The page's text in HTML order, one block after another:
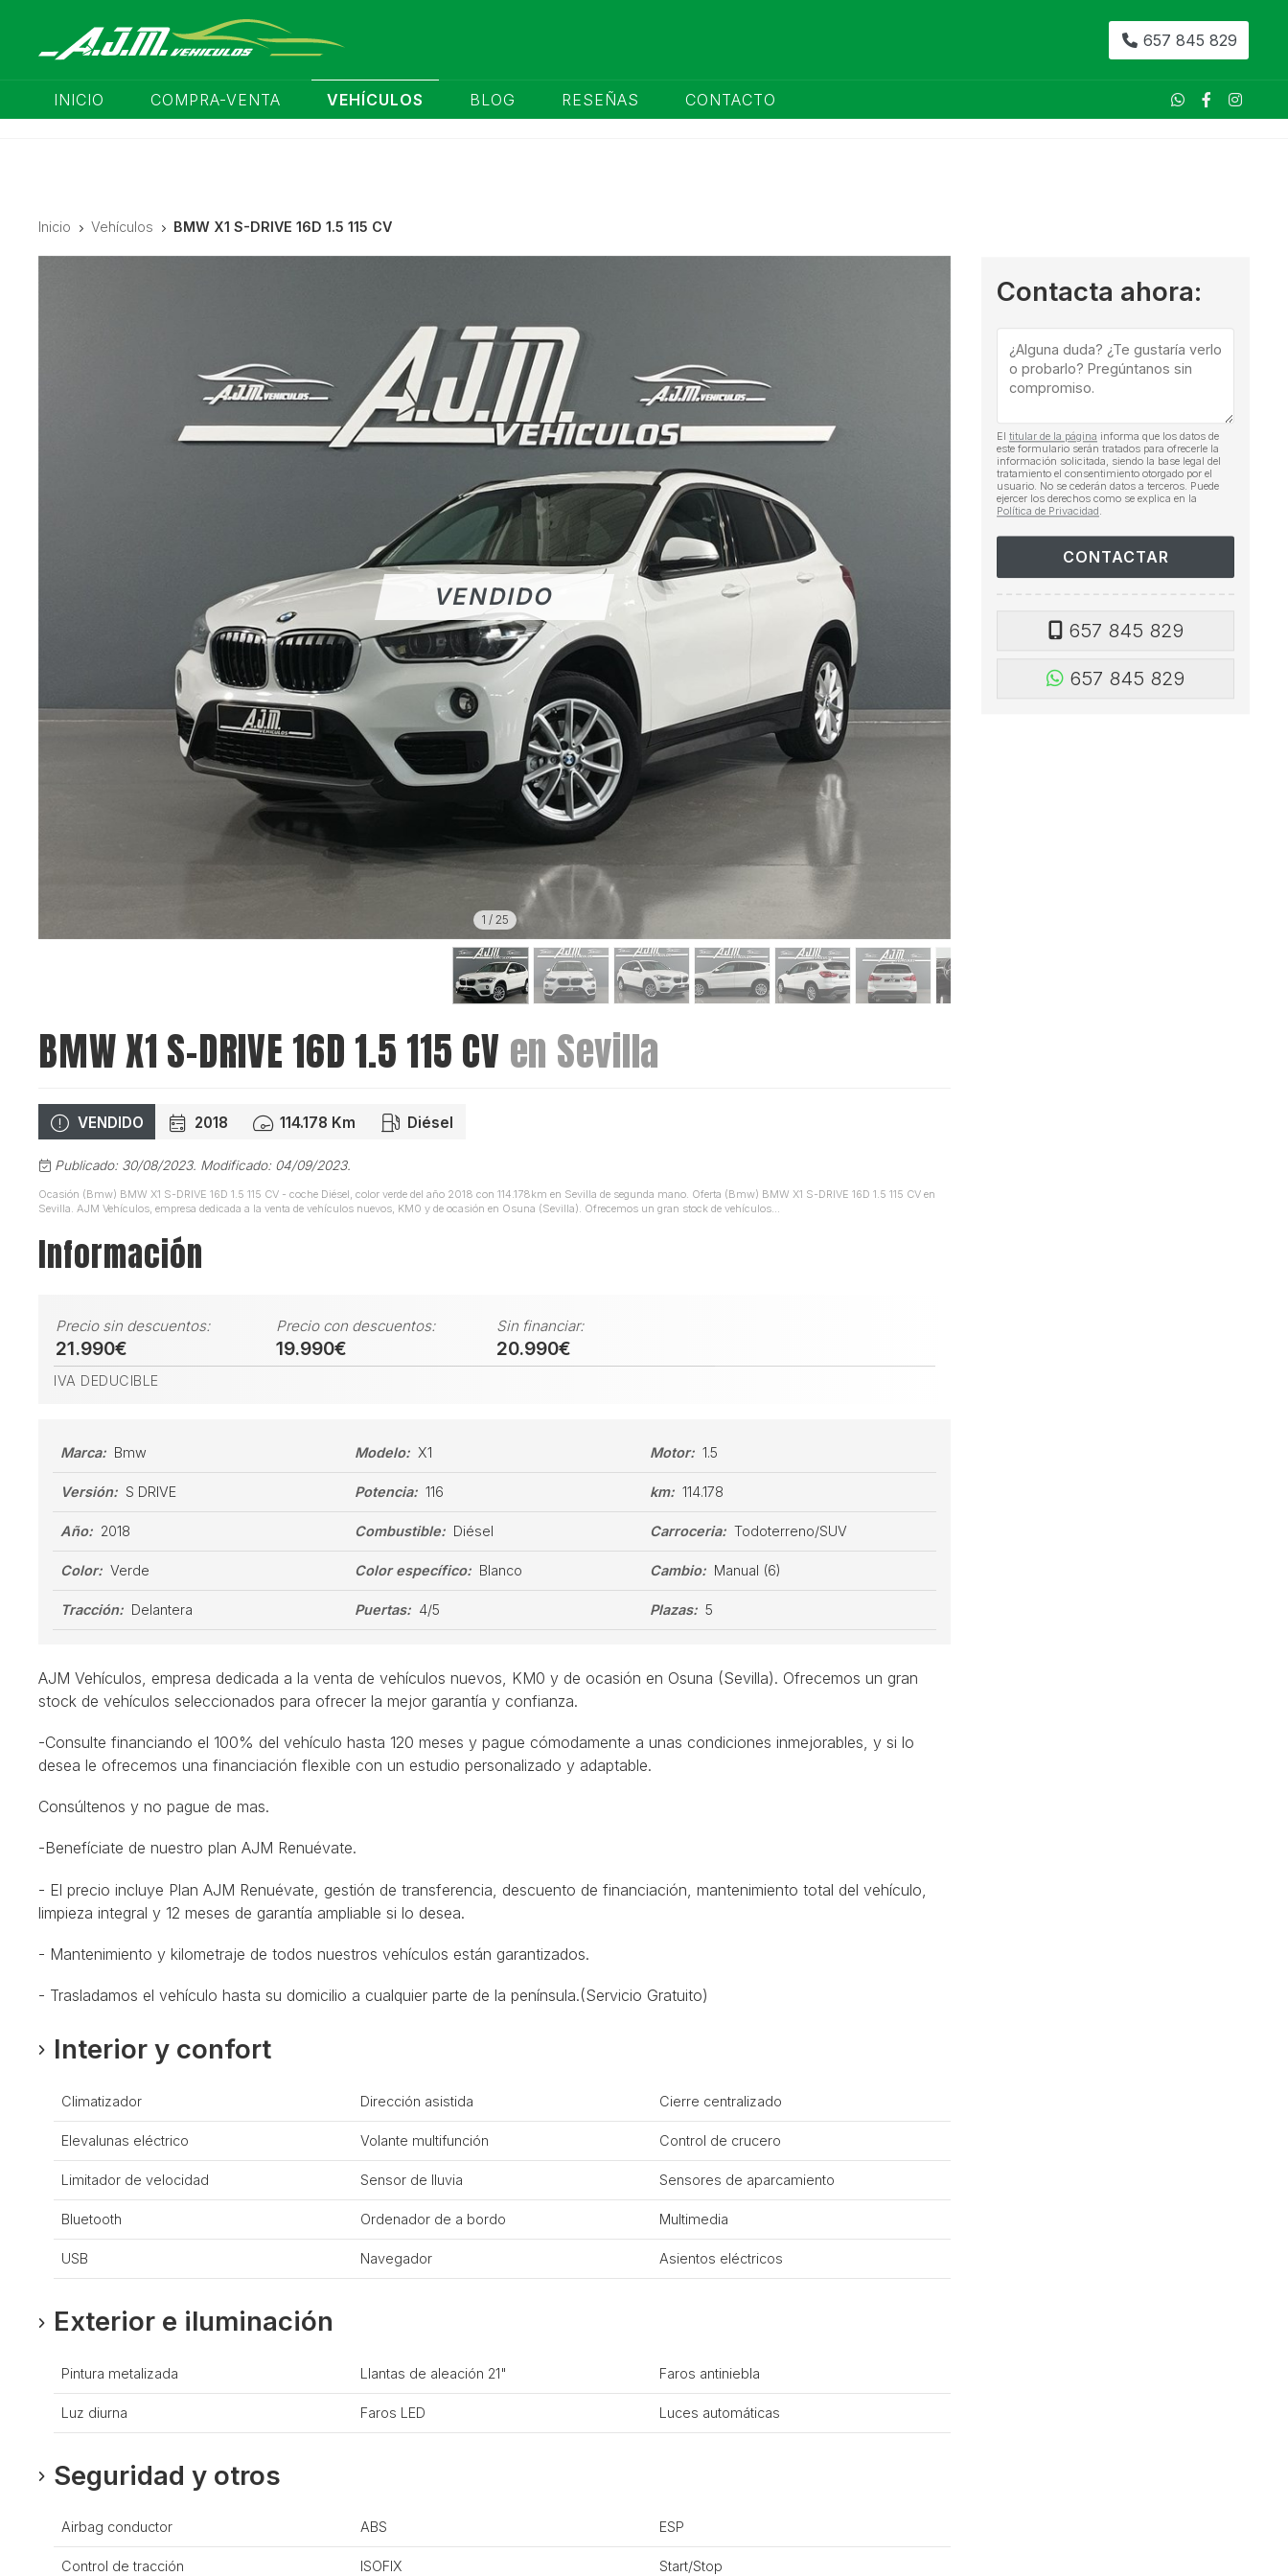
657 845 829
INICIO COMPRA-VENTA VEHÍCULOS BLOG RESEÑAS CONTACTO
Inicio Vehículos BMW X1 S-DRIVE 16D 1.5 115 CV
Contacta ahora:
El titular de la página informa que los datos de
este formulario serán tratados para ofrecerle la
información solicitada, siendo la base legal del
tratamiento el consentimiento otorgado por el
usuario. No se cederán datos a terceros. Puede
ejercer los derechos como se explica en la
Política de Privacidad.
657 845 829
657 845 829
1 / 25
BMW X1 S-DRIVE 16D 1.5 115 CV en Sevilla
VENDIDO 2018 114.178 Km Diésel
Publicado: 30/08/2023. Modificado: 04/09/2023.
Ocasión (Bmw) BMW X1 S-DRIVE 16D 1.5 115 CV - coche Diésel, color verde del año 2018 con 114.178km en Sevilla de segunda mano. Oferta (Bmw) BMW X1 S-DRIVE 16D 1.5 115 CV en
Sevilla. AJM Vehículos, empresa dedicada a la venta de vehículos nuevos, KM0 y de ocasión en Osuna (Sevilla). Ofrecemos un gran stock de vehículos...
Información
Precio sin descuentos:
21.990€
Precio con descuentos:
19.990€
Sin financiar:
20.990€
IVA DEDUCIBLE
Marca: Bmw Modelo: X1 Motor: 1.5
Versión: S DRIVE Potencia: 116 km: 114.178
Año: 2018 Combustible: Diésel Carroceria: Todoterreno/SUV
Color: Verde Color específico: Blanco Cambio: Manual (6)
Tracción: Delantera Puertas: 4/5 Plazas: 5
AJM Vehículos, empresa dedicada a la venta de vehículos nuevos, KM0 y de ocasión en Osuna (Sevilla). Ofrecemos un gran
stock de vehículos seleccionados para ofrecer la mejor garantía y confianza.
-Consulte financiando el 100% del vehículo hasta 120 meses y pague cómodamente a unas condiciones inmejorables, y si lo
desea le ofrecemos una financiación flexible con un estudio personalizado y adaptable.
Consúltenos y no pague de mas.
-Benefíciate de nuestro plan AJM Renuévate.
- El precio incluye Plan AJM Renuévate, gestión de transferencia, descuento de financiación, mantenimiento total del vehículo,
limpieza integral y 12 meses de garantía ampliable si lo desea.
- Mantenimiento y kilometraje de todos nuestros vehículos están garantizados.
- Trasladamos el vehículo hasta su domicilio a cualquier parte de la península.(Servicio Gratuito)
Interior y confort
Climatizador Dirección asistida Cierre centralizado
Elevalunas eléctrico Volante multifunción Control de crucero
Limitador de velocidad Sensor de lluvia Sensores de aparcamiento
Bluetooth Ordenador de a bordo Multimedia
USB Navegador Asientos eléctricos
Exterior e iluminación
Pintura metalizada Llantas de aleación 21" Faros antiniebla
Luz diurna Faros LED Luces automáticas
Seguridad y otros
Airbag conductor ABS ESP
Control de tracción ISOFIX Start/Stop